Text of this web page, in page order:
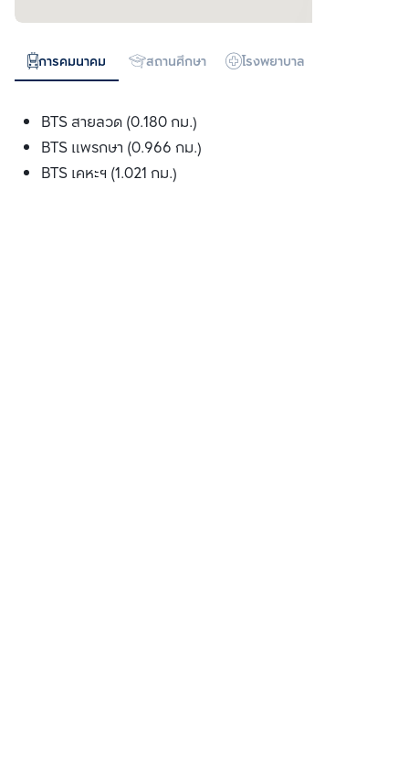
การคมนาคม สถานศึกษา โรงพยาบาล
BTS สายลวด (0.180 กม.)
BTS แพรกษา (0.966 กม.)
BTS เคหะฯ (1.021 กม.)